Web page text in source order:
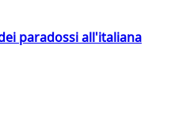
paradossi all'italiana